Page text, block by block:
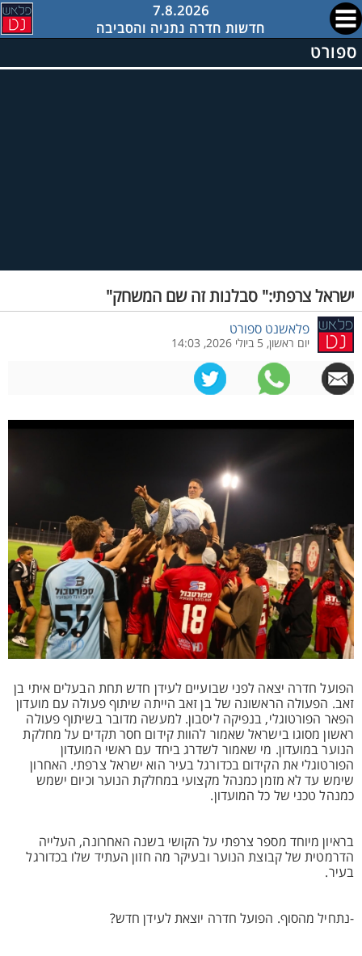
7.8.2026
חדשות חדרה נתניה והסביבה
ספורט
ישראל צרפתי:" סבלנות זה שם המשחק"
פלאשנט ספורט
יום ראשון, 5 ביולי 2026, 14:03
הפועל חדרה יצאה לפני שבועיים לעידן חדש תחת הבעלים איתי בן
זאב. הפעולה הראשונה של בן זאב הייתה שיתוף פעולה עם מועדון
הפאר הפורטוגלי, בנפיקה ליסבון. למעשה מדובר בשיתוף פעולה
ראשון מסוגו בישראל שאמור להוות קידום חסר תקדים על מחלקת
הנוער במועדון. מי שאמור לשדרג ביחד עם ראשי המועדון
הפורטוגלי את הקידום בכדורגל בעיר הוא ישראל צרפתי. האחרון
שימש עד לא מזמן כמנהל מקצועי במחלקת הנוער וכיום ישמש
כמנהל טכני של כל המועדון.
בראיון מיוחד מספר צרפתי על הקושי בשנה האחרונה, העלייה
הדרמטית של קבוצת הנוער ובעיקר מה חזון העתיד שלו בכדורגל
בעיר.
-נתחיל מהסוף. הפועל חדרה יוצאת לעידן חדש?